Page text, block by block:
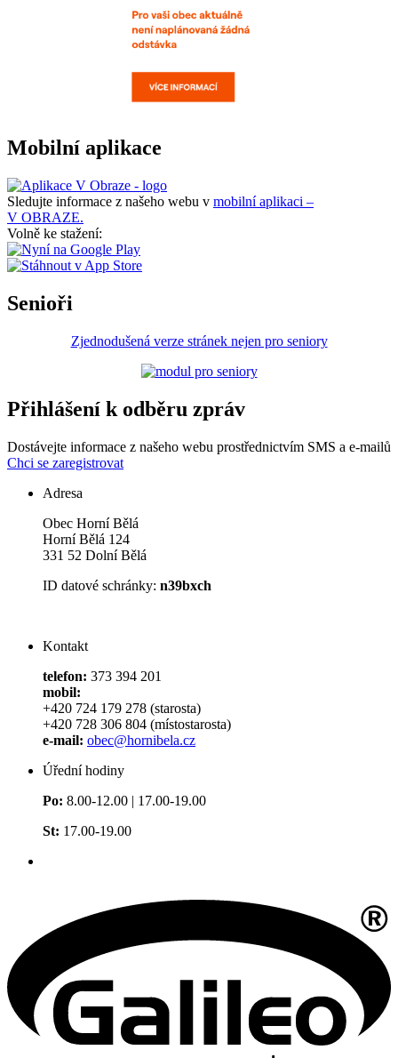
Mobilní aplikace
Sledujte informace z našeho webu v mobilní aplikaci –
V OBRAZE.
Volně ke stažení:
Senioři
Zjednodušená verze stránek nejen pro seniory
Přihlášení k odběru zpráv
Dostávejte informace z našeho webu prostřednictvím SMS a e-mailů
Chci se zaregistrovat
Adresa
Obec Horní Bělá
Horní Bělá 124
331 52 Dolní Bělá
ID datové schránky: n39bxch
Kontakt
telefon: 373 394 201
mobil:
+420 724 179 278 (starosta)
+420 728 306 804 (místostarosta)
e-mail: obec@hornibela.cz
Úřední hodiny
Po: 8.00-12.00 | 17.00-19.00
St: 17.00-19.00